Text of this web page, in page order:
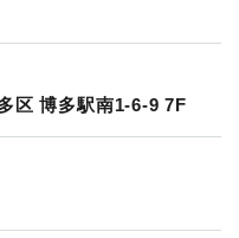
区 博多駅南1-6-9 7F